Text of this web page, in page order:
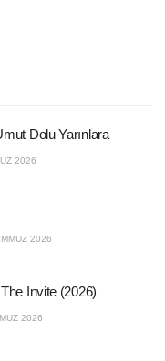
Dolu Yarınlara
2026
2026
Invite (2026)
2026